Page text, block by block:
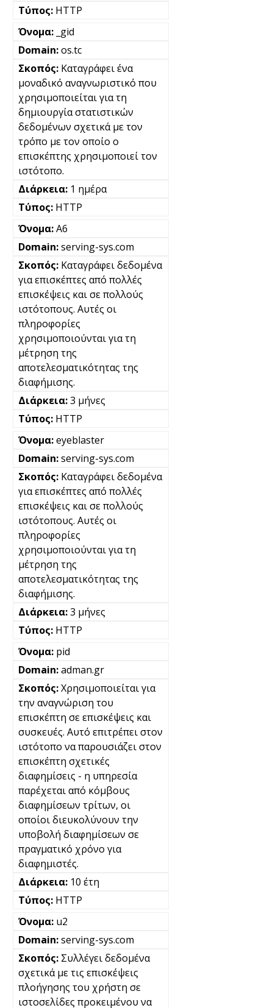
HTTP
_gid
os.tc
Καταγράφει ένα
μοναδικό αναγνωριστικό που
χρησιμοποιείται για τη
δημιουργία στατιστικών
δεδομένων σχετικά με τον
τρόπο με τον οποίο ο
επισκέπτης χρησιμοποιεί τον
ιστότοπο.
1 ημέρα
HTTP
A6
serving-sys.com
Καταγράφει δεδομένα
για επισκέπτες από πολλές
επισκέψεις και σε πολλούς
ιστότοπους. Αυτές οι
πληροφορίες
χρησιμοποιούνται για τη
μέτρηση της
αποτελεσματικότητας της
διαφήμισης.
3 μήνες
HTTP
eyeblaster
serving-sys.com
Καταγράφει δεδομένα
για επισκέπτες από πολλές
επισκέψεις και σε πολλούς
ιστότοπους. Αυτές οι
πληροφορίες
χρησιμοποιούνται για τη
μέτρηση της
αποτελεσματικότητας της
διαφήμισης.
3 μήνες
HTTP
pid
adman.gr
Χρησιμοποιείται για
την αναγνώριση του
επισκέπτη σε επισκέψεις και
συσκευές. Αυτό επιτρέπει στον
ιστότοπο να παρουσιάζει στον
επισκέπτη σχετικές
διαφημίσεις - η υπηρεσία
παρέχεται από κόμβους
διαφημίσεων τρίτων, οι
οποίοι διευκολύνουν την
υποβολή διαφημίσεων σε
πραγματικό χρόνο για
διαφημιστές.
10 έτη
HTTP
u2
serving-sys.com
Συλλέγει δεδομένα
σχετικά με τις επισκέψεις
πλοήγησης του χρήστη σε
ιστοσελίδες προκειμένου να